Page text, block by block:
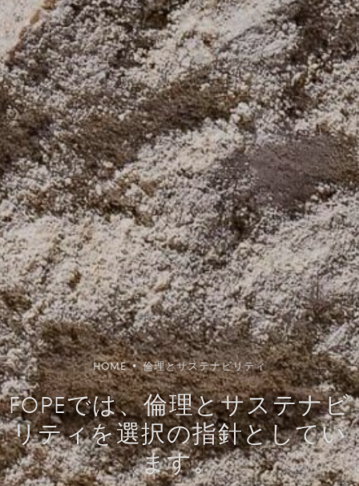
HOME•倫理とサステナビリティ
FOPEでは、倫理とサステナビ
リティを選択の指針としてい
ます。